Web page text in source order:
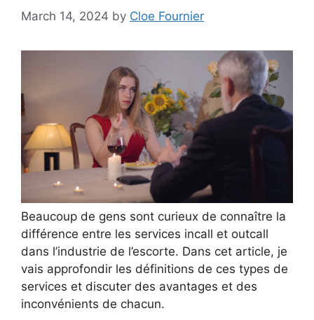
March 14, 2024 by Cloe Fournier
Beaucoup de gens sont curieux de connaître la
différence entre les services incall et outcall
dans l’industrie de l’escorte. Dans cet article, je
vais approfondir les définitions de ces types de
services et discuter des avantages et des
inconvénients de chacun.